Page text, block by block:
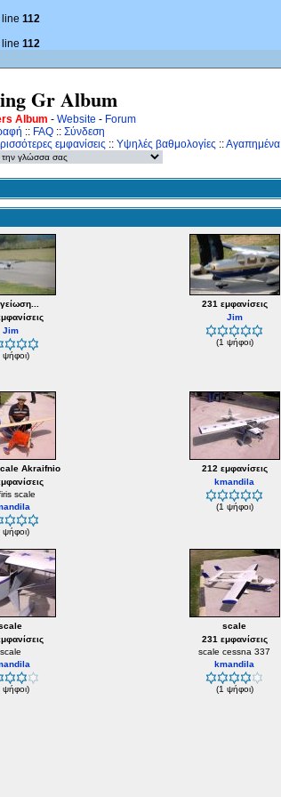
112
112
Gr Album
Album - Website - Forum
:: FAQ:: Σύνδεση
εμφανίσεις :: Υψηλές βαθμολογίες ::Αγαπημένα
Jim
ψήφοι)
231 εμφανίσεις
Jim
(1 ψήφοι)
Akraifnio
scale
ψήφοι)
212 εμφανίσεις
kmandila
(1 ψήφοι)
scale
ψήφοι)
scale
231 εμφανίσεις
scale cessna 337
kmandila
(1 ψήφοι)